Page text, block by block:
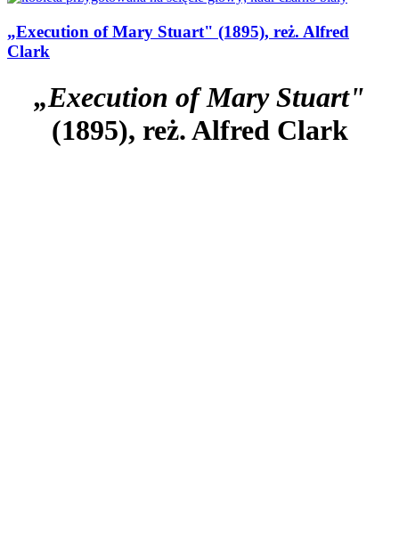
„Execution of Mary Stuart" (1895), reż. Alfred
Clark
„Execution of Mary Stuart"
(1895), reż. Alfred Clark